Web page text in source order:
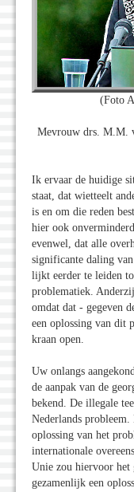
(Foto
Mevrouw drs. M.M.
Ik ervaar de huidige
staat, dat wietteelt
is en om die reden
hier ook
evenwel, dat alle
significante daling
lijkt eerder te leiden
problematiek.
omdat dat - gegeven
een oplossing van dit
kraan open.
Uw onlangs
de aanpak van de
bekend. De illegale
Nederlands
oplossing van het
internationale
Unie zou hiervoor het
gezamenlijk een